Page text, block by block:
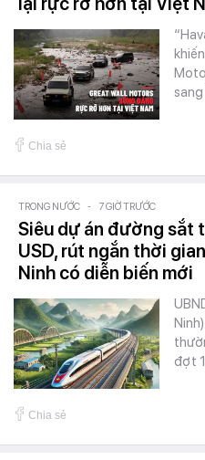
Chia sẻ
TRONG NƯỚC - 7 GIỜ TRƯỚC
Siêu dự án đường sắt
USD, rút ngắn thời
Ninh có diễn biến mới
đợt
Chia sẻ